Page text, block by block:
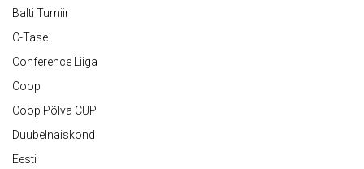
Balti Turniir
C-Tase
Conference Liiga
Coop
Coop Põlva CUP
Duubelnaiskond
Eesti